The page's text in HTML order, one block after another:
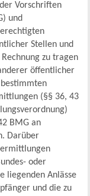
Vorschriften
und
Stellen und
zu tragen
öffentlicher
(§§ 36, 43
BMG an
Darüber
oder
liegenden Anlässe
und die zu